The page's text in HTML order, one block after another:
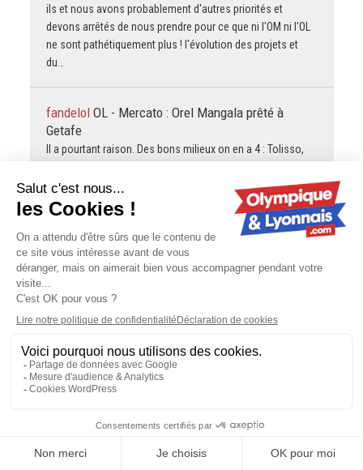
ils et nous avons probablement d'autres priorités et
devons arrêtés de nous prendre pour ce que ni l'OM ni l'OL
ne sont pathétiquement plus ! l'évolution des projets et
du…
fandelol OL - Mercato : Orel Mangala prêté à
Getafe
Il a pourtant raison. Des bons milieux on en a 4 : Tolisso,
Bidstrup, on verra, pour le moment il est surtout HS.…
fandelolOL - Mercato : Orel Mangala prêté à
Getafe
Coco et Nico sont en dessous maintenant, assez
nettement.
Getafe
Le plus gros flop? N'importe quoi... JRA est largement
devant. Mendes aussi, il n'était pas meilleur que Mangala.
Piquionne, Sarr...